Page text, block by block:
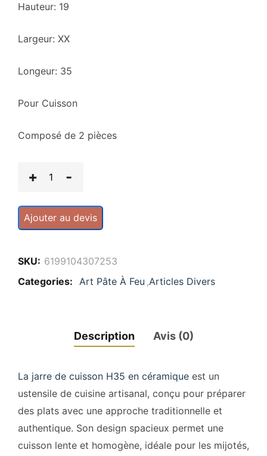
Hauteur: 19
Largeur: XX
Longeur: 35
Pour Cuisson
Composé de 2 pièces
Ajouter au devis
SKU: 6199104307253
Categories: Art Pâte À Feu ,Articles Divers
Description Avis (0)
La jarre de cuisson H35 en céramique est un
ustensile de cuisine artisanal, conçu pour préparer
des plats avec une approche traditionnelle et
authentique. Son design spacieux permet une
cuisson lente et homogène, idéale pour les mijotés,